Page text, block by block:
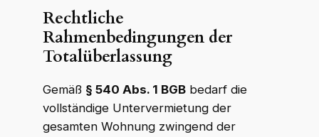
Rechtliche
Rahmenbedingungen der
Totalüberlassung
Gemäß § 540 Abs. 1 BGBbedarf die
vollständige Untervermietung der
gesamten Wohnung zwingend der